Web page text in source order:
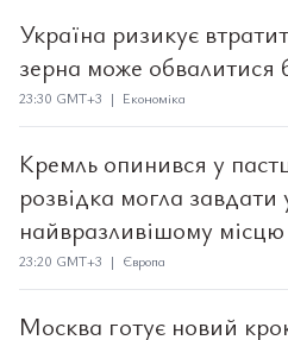
Україна ризикує
зерна може обвалитися
23:30 GMT+3 | Економіка
Кремль опинився у
розвідка могла завдати
найвразливішому місцю
23:20 GMT+3 | Європа
Москва готує новий